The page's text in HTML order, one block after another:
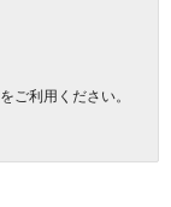
ご利用ください。